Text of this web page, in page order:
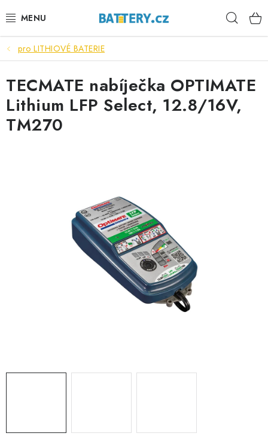
na
VÝHODNÉ SETY
SLUŽBY
AUTOBATERIE
STANIČNÍ BATERIE
BATERIOVÉ BOXY
pro LITHIOVÉ BATERIE
TECMATE nabíječka OPTIMATE
Lithium LFP Select, 12.8/16V,
TM270